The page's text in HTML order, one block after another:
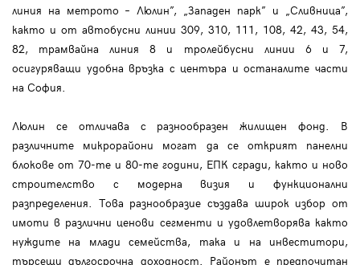
линия на метрото – Люлин”, „Западен парк” и „Сливница”,
както и от автобусни линии 309, 310, 111, 108, 42, 43, 54,
82, трамвайна линия 8 и тролейбусни линии 6 и 7,
осигуряващи удобна връзка с центъра и останалите части
на София.
Люлин се отличава с разнообразен жилищен фонд. В
различните микрорайони могат да се открият панелни
блокове от 70-те и 80-те години, ЕПК сгради, както и ново
строителство с модерна визия и функционални
разпределения. Това разнообразие създава широк избор от
имоти в различни ценови сегменти и удовлетворява както
нуждите на млади семейства, така и на инвеститори,
търсещи дългосрочна доходност. Районът е предпочитан